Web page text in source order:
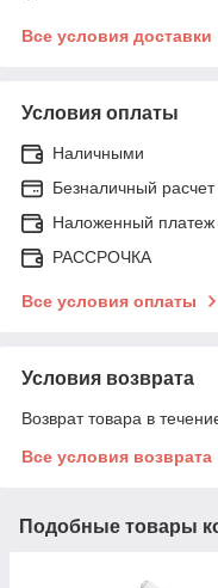
Все условия доставки
Условия оплаты
Наличными
Безналичный расчет
Наложенный платеж
РАССРОЧКА
Все условия оплаты
Условия возврата
Возврат товара в
Все условия возврата
Подобные товары